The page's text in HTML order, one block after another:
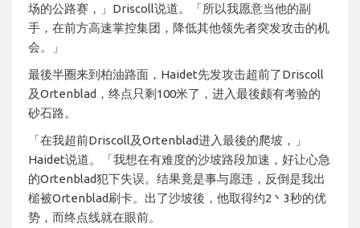
场的公路赛，」Driscoll说道。「所以我愿意当他的副
手，在前方高速掌控集团，降低其他领先者突发攻击的机
会。」
最後半圈来到柏油路面，Haidet先发攻击超前了Driscoll
及Ortenblad，终点只剩100米了，进入最後颇有考验的
砂石路。
「在我超前Driscoll及Ortenblad进入最後的爬坡，」
Haidet说道。「我想在有难度的沙坡路段加速，好让心急
的Ortenblad犯下失误。结果竟是事与愿违，反倒是我出
槌被Ortenblad刷卡。出了沙坡後，他取得约2丶3秒的优
势，而终点线就在眼前。